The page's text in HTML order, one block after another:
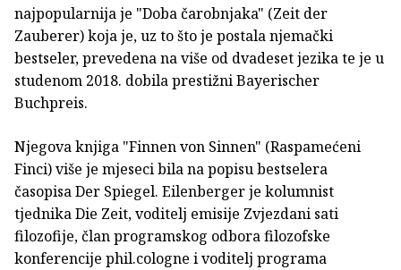
najpopularnija je "Doba čarobnjaka" (Zeit der
Zauberer) koja je, uz to što je postala njemački
bestseler, prevedena na više od dvadeset jezika te je u
studenom 2018. dobila prestižni Bayerischer
Buchpreis.
Njegova knjiga "Finnen von Sinnen" (Raspamećeni
Finci) više je mjeseci bila na popisu bestselera
časopisa Der Spiegel. Eilenberger je kolumnist
tjednika Die Zeit, voditelj emisije Zvjezdani sati
filozofije, član programskog odbora filozofske
konferencije phil.cologne i voditelj programa